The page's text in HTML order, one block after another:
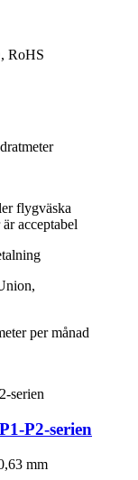
RoHS
flygväska
acceptabel
per månad
P2-serien
mm